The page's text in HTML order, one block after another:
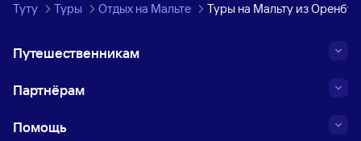
Туту Туры Отдых на Мальте Туры на Мальту из
Путешественникам
Партнёрам
Помощь